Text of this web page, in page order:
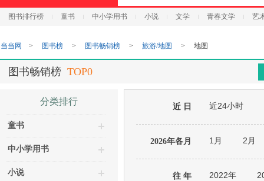
图书排行榜 童书 中小学用书 小说 文学 青春文学 艺
页
加
当当网 > 图书榜 > 图书畅销榜 > 旅游/地图 > 地图
图书畅销榜 TOP0
分类排行
童书
中小学用书
小说
近 日 近24小时
2026年各月 1月 2月
往 年 2022年